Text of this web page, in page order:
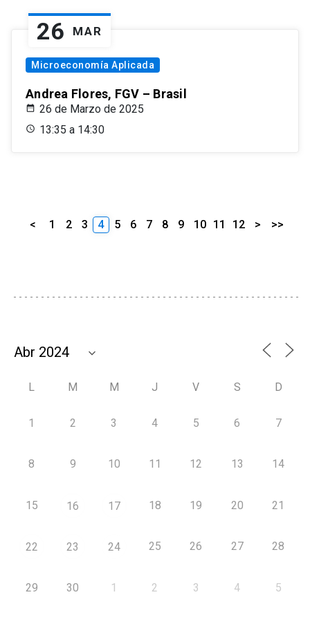
26 MAR
Microeconomía Aplicada
Andrea Flores, FGV – Brasil
26 de Marzo de 2025
13:35 a 14:30
< 1 2 3 4 5 6 7 8 9 10 11 12 > >>
L M M J V S D
1 2 3 4 5 6 7
8 9 10 11 12 13 14
15 16 17 18 19 20 21
22 23 24 25 26 27 28
29 30 1 2 3 4 5